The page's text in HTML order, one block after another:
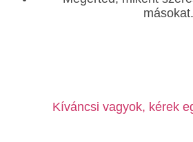
másokat.
Kíváncsi vagyok, kérek